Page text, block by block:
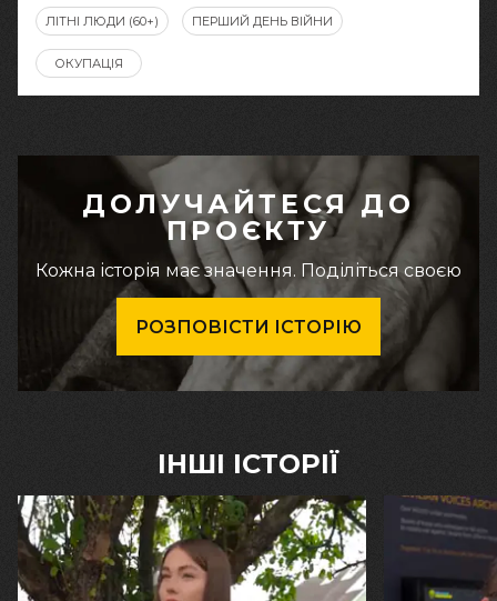
ЛІТНІ ЛЮДИ (60+) ПЕРШИЙ ДЕНЬ ВІЙНИ
ОКУПАЦІЯ
ДОЛУЧАЙТЕСЯ ДО
ПРОЄКТУ
Кожна історія має значення. Поділіться своєю
РОЗПОВІСТИ ІСТОРІЮ
ІНШІ ІСТОРІЇ